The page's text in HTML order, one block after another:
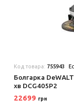
Код товара: 755943
Болгарка
хв DCG405P2
22699 грн